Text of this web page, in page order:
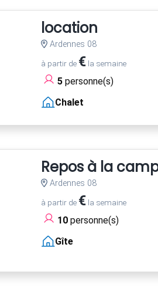
location
Ardennes 08
à partir de €la semaine
5personne(s)
Chalet
Repos à la
Ardennes 08
à partir de €la semaine
10personne(s)
Gîte